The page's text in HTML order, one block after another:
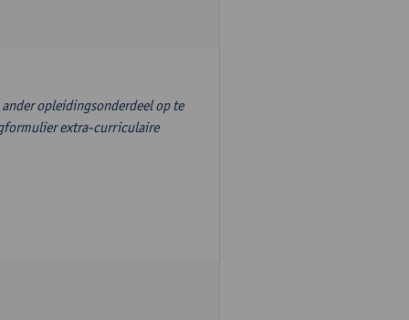
opleidingsonderdeel op te
extra-curriculaire